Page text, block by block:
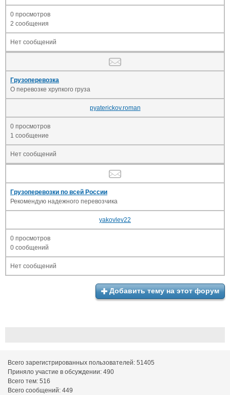
0 просмотров
2 сообщения
Нет сообщений
Грузоперевозка
О перевозке хрупкого груза
pyaterickov.roman
0 просмотров
1 сообщение
Нет сообщений
Грузоперевозки по всей России
Рекомендую надежного перевозчика
yakovlev22
0 просмотров
0 сообщений
Нет сообщений
Добавить тему на этот форум
Всего зарегистрированных пользователей: 51405
Приняло участие в обсуждении: 490
Всего тем: 516
Всего сообщений: 449